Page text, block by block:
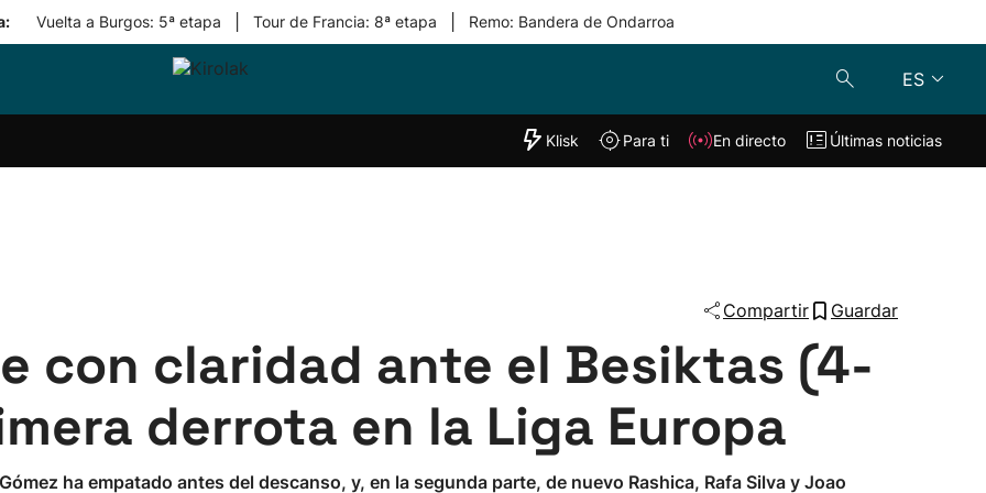
Vuelta a Burgos: 5ª etapa Tour de Francia: 8ª etapa Remo: Bandera de Ondarroa
ES
Equipos
"Helmuga"
Klisk En directo
Klisk Para ti En directo Últimas noticias
Compartir Guardar
con claridad ante el Besiktas (4-
derrota en la Liga Europa
ha empatado antes del descanso, y, en la segunda parte, de nuevo Rashica, Rafa Silva y Joao